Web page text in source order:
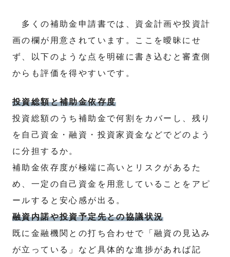
多くの補助金申請書では、資金計画や投資計
画の欄が用意されています。ここを曖昧にせ
ず、以下のような点を明確に書き込むと審査側
からも評価を得やすいです。
投資総額と補助金依存度
投資総額のうち補助金で何割をカバーし、残り
を自己資金・融資・投資家資金などでどのよう
に分担するか。
補助金依存度が極端に高いとリスクがあるた
め、一定の自己資金を用意していることをアピ
ールすると安心感が出る。
融資内諾や投資予定先との協議状況
既に金融機関との打ち合わせで「融資の見込み
が立っている」など具体的な進捗があれば記